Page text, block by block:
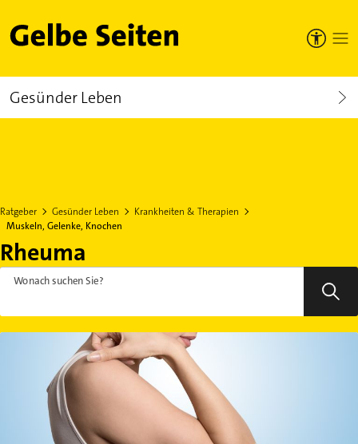
Gelbe Seiten
Gesünder Leben
Ratgeber Gesünder Leben
Krankheiten & Therapien
Muskeln, Gelenke, Knochen
Rheuma
Wonach suchen Sie?